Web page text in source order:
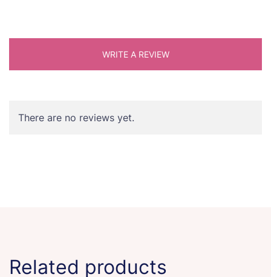
WRITE A REVIEW
There are no reviews yet.
Related products